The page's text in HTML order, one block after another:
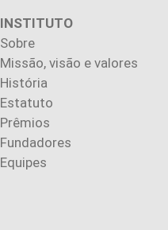
INSTITUTO
Sobre
Missão, visão e valores
História
Estatuto
Prêmios
Fundadores
Equipes